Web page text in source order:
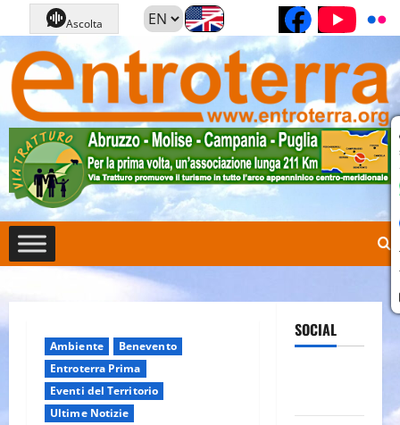
al
contenuto
Pagina
Ambiente
Benevento
Entroterra Prima
Eventi del Territorio
Ultime Notizie
SOCIAL
Ascolta